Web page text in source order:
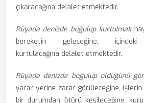
çıkaracağına delalet etmektedir.
Rüyada denizde boğulup kurtulmak
bereketin geleceğine, içindeki
kurtulacağına delalet etmektedir.
Rüyada denizde boğulup öldüğünü
yarar yerine zarar görüleceğine,
bir durumdan ötürü kesileceğine,